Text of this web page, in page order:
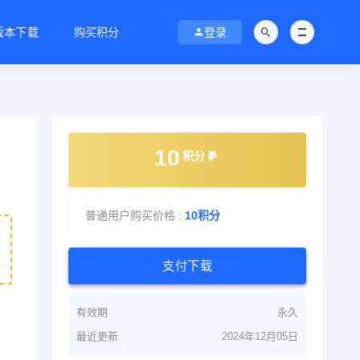
本下载 购买积分 登录
10 积分
普通用户购买价格 : 10积分
支付下载
有效期
永久
最近更新
2024年12月05日